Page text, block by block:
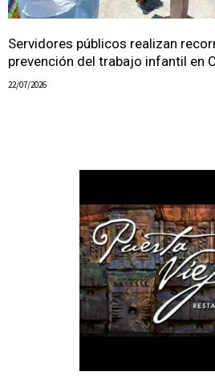
Servidores públicos realizan
prevención del trabajo infantil en
22/07/2026